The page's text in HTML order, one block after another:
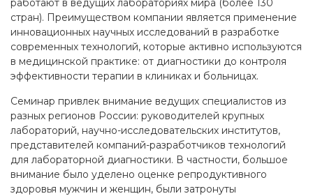
работают в ведущих лабораториях мира (более 130
стран). Преимуществом компании является применение
инновационных научных исследований в разработке
современных технологий, которые активно используются
в медицинской практике: от диагностики до контроля
эффективности терапии в клиниках и больницах.
Семинар привлек внимание ведущих специалистов из
разных регионов России: руководителей крупных
лабораторий, научно-исследовательских институтов,
представителей компаний-разработчиков технологий
для лабораторной диагностики. В частности, большое
внимание было уделено оценке репродуктивного
здоровья мужчин и женщин, были затронуты